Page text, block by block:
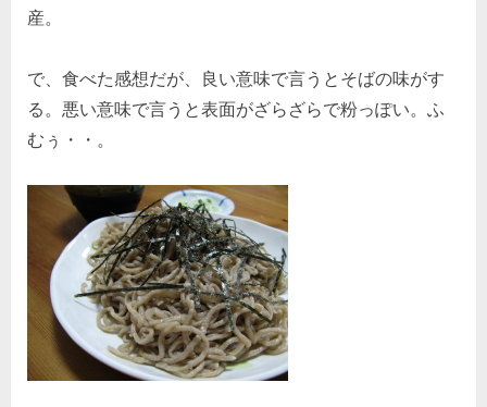
産。
で、食べた感想だが、良い意味で言うとそばの味がす
る。悪い意味で言うと表面がざらざらで粉っぽい。ふ
むぅ・・。